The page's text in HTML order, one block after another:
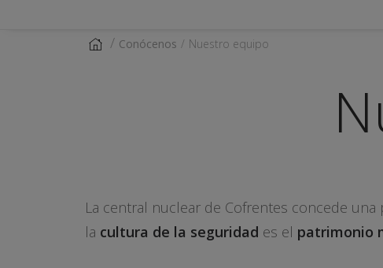
Conócenos Nuestro equipo
La central nuclear de Cofrentes concede
la cultura de la seguridad es el patrimonio